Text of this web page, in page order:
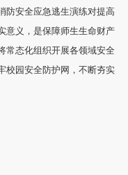
安全应急逃生演练对提高
意义，是保障师生生命财产
常态化组织开展各领域安全
校园安全防护网，不断夯实